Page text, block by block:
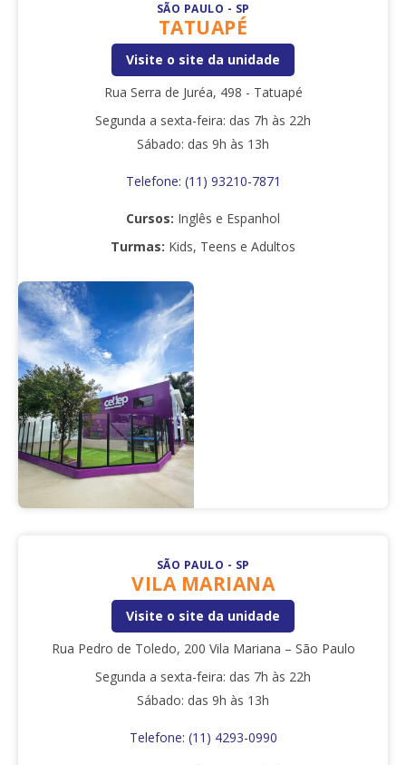
SÃO PAULO - SP
TATUAPÉ
Visite o site da unidade
Rua Serra de Juréa, 498 - Tatuapé
Segunda a sexta-feira: das 7h às 22h
Sábado: das 9h às 13h
Telefone: (11) 93210-7871
Cursos: Inglês e Espanhol
Turmas: Kids, Teens e Adultos
SÃO PAULO - SP
VILA MARIANA
Visite o site da unidade
Rua Pedro de Toledo, 200 Vila Mariana – São Paulo
Segunda a sexta-feira: das 7h às 22h
Sábado: das 9h às 13h
Telefone: (11) 4293-0990